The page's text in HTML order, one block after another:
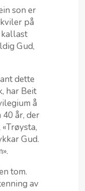
son er
på
kallast
Gud,
dette
har Beit
å
40 år, der
Gud.
tom.
av